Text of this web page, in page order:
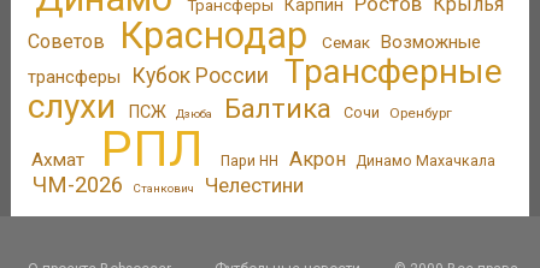
Трансферы Карпин
Советов
Краснодар Семак Возможные
трансферы
Кубок России
Трансферные
слухи
ПСЖ Дзюба Балтика Сочи Оренбург
Ахмат РПЛ Пари НН Акрон Динамо Махачкала
ЧМ-2026 Станкович Челестини